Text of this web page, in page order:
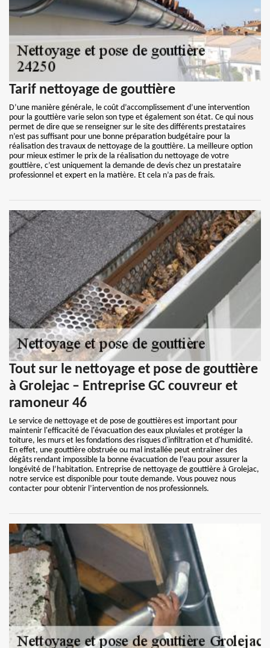
Tarif nettoyage de gouttière
D’une manière générale, le coût d’accomplissement d’une intervention
pour la gouttière varie selon son type et également son état. Ce qui nous
permet de dire que se renseigner sur le site des différents prestataires
n’est pas suffisant pour une bonne préparation budgétaire pour la
réalisation des travaux de nettoyage de la gouttière. La meilleure option
pour mieux estimer le prix de la réalisation du nettoyage de votre
gouttière, c’est uniquement la demande de devis chez un prestataire
professionnel et expert en la matière. Et cela n’a pas de frais.
Tout sur le nettoyage et pose de gouttière
à Grolejac – Entreprise GC couvreur et
ramoneur 46
Le service de nettoyage et de pose de gouttières est important pour
maintenir l'efficacité de l'évacuation des eaux pluviales et protéger la
toiture, les murs et les fondations des risques d'infiltration et d'humidité.
En effet, une gouttière obstruée ou mal installée peut entraîner des
dégâts rendant impossible la bonne évacuation de l’eau pour assurer la
longévité de l’habitation. Entreprise de nettoyage de gouttière à Grolejac,
notre service est disponible pour toute demande. Vous pouvez nous
contacter pour obtenir l’intervention de nos professionnels.